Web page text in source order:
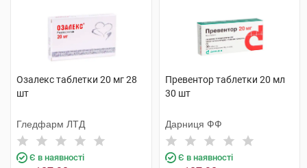
Озалекс таблетки 20 мг 28
шт
Гледфарм ЛТД
Є в наявності
Превентор таблетки 20 мл
30 шт
Дарниця ФФ
Є в наявності